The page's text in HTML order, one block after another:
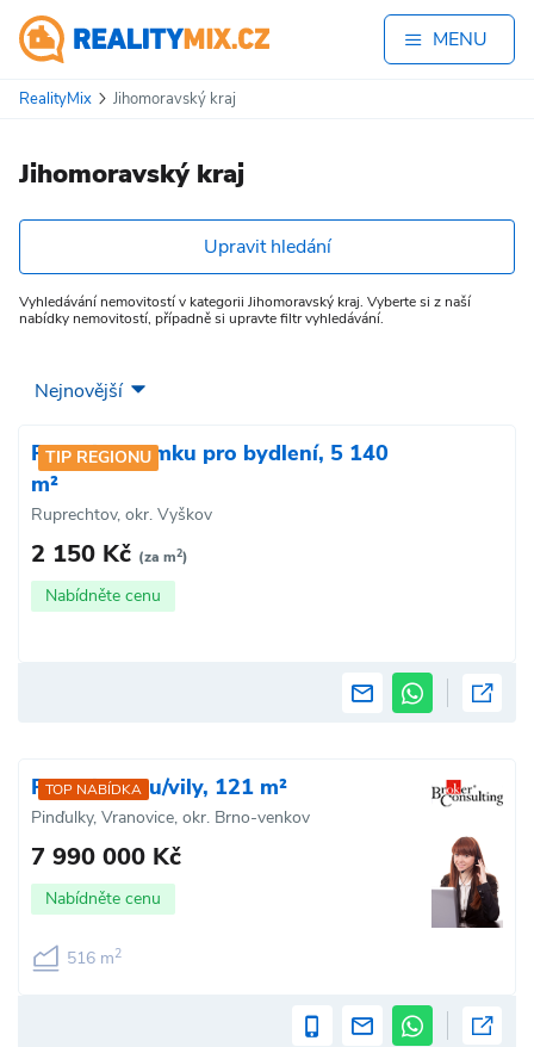
MENU
RealityMix Jihomoravský kraj
Jihomoravský kraj
Upravit hledání
Vyhledávání nemovitostí v kategorii Jihomoravský kraj. Vyberte si z naší
nabídky nemovitostí, případně si upravte filtr vyhledávání.
TIP REGIONU
Prodej pozemku pro bydlení, 5 140
m²
Ruprechtov, okr. Vyškov
2 150 Kč (za m2)
Nabídněte cenu
TOP NABÍDKA
Prodej domu/vily, 121 m²
Pinďulky, Vranovice, okr. Brno-venkov
7 990 000 Kč
Nabídněte cenu
516 m2